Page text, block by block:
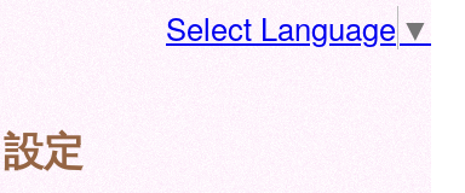
Select Language ▼
設定